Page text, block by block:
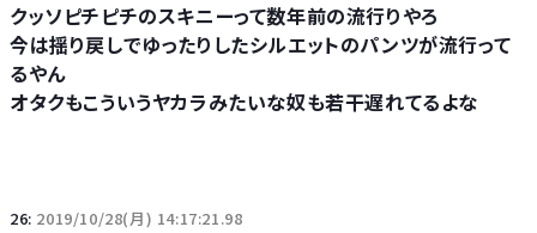
クッソピチピチのスキニーって数年前の流行りやろ
今は揺り戻しでゆったりしたシルエットのパンツが流行って
るやん
オタクもこういうヤカラみたいな奴も若干遅れてるよな
26: 2019/10/28(月) 14:17:21.98